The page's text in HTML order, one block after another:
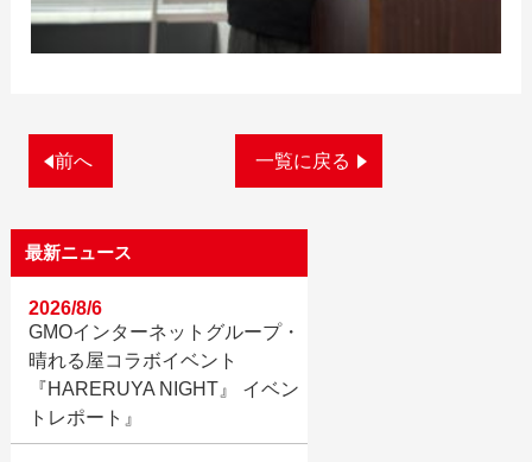
前へ 一覧に戻る
最新ニュース
GMOインターネットグループ・
晴れる屋コラボイベント
『HARERUYA NIGHT』 イベン
トレポート』
2026/8/6